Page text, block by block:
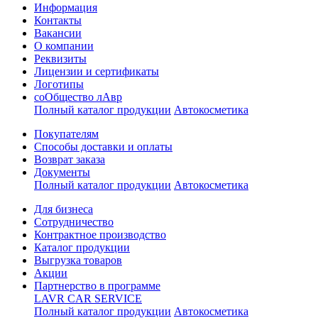
Информация
Контакты
Вакансии
О компании
Реквизиты
Лицензии и сертификаты
Логотипы
соОбщество лАвр
Полный каталог продукции Автокосметика
Покупателям
Способы доставки и оплаты
Возврат заказа
Документы
Полный каталог продукции Автокосметика
Для бизнеса
Сотрудничество
Контрактное производcтво
Каталог продукции
Выгрузка товаров
Акции
Партнерство в программе
LAVR CAR SERVICE
Полный каталог продукции Автокосметика